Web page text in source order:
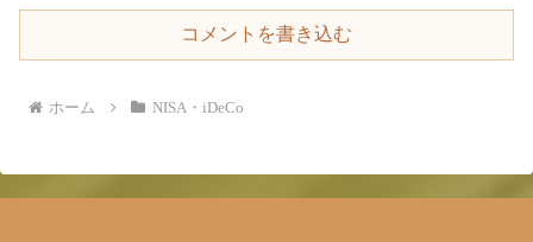
コメントを書き込む
ホーム NISA・iDeCo